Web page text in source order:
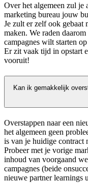
Over het algemeen zul je
marketing bureau jouw
Je zult er zelf ook gebaat
maken. We raden
campagnes wilt starten
Er zit vaak tijd in opstart
vooruit!
Kan ik gemakkelijk
Overstappen naar een
het algemeen geen
is van je huidige contract
Probeer met je vorige
inhoud van voorgaand
campagnes (beide
nieuwe partner learnings